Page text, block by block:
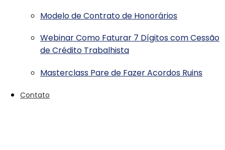
Modelo de Contrato de Honorários
Webinar Como Faturar 7 Dígitos com Cessão
de Crédito Trabalhista
Masterclass Pare de Fazer Acordos Ruins
Contato